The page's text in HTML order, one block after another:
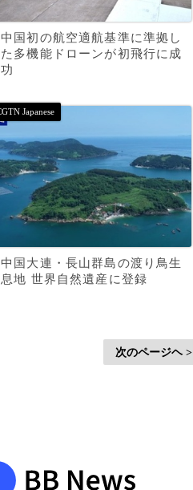
中国初の航空適航基準に準拠し
た多機能ドローンが初飛行に成
功
中国大連・長山群島の渡り鳥生
息地 世界自然遺産に登録
次のページヘ >